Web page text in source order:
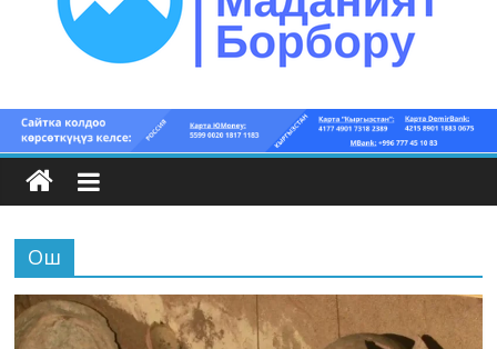
Кыргыз
маданият
борбору
Кыргыз
маданияты
жана
Ош